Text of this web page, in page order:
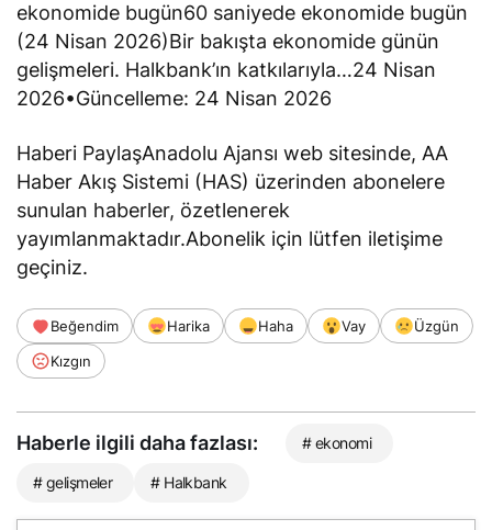
ekonomide bugün60 saniyede ekonomide bugün
(24 Nisan 2026)Bir bakışta ekonomide günün
gelişmeleri. Halkbank’ın katkılarıyla…24 Nisan
2026•Güncelleme: 24 Nisan 2026
Haberi PaylaşAnadolu Ajansı web sitesinde, AA
Haber Akış Sistemi (HAS) üzerinden abonelere
sunulan haberler, özetlenerek
yayımlanmaktadır.Abonelik için lütfen iletişime
geçiniz.
Beğendim Harika Haha Vay
Üzgün
Kızgın
Haberle ilgili daha fazlası: # ekonomi
# gelişmeler # Halkbank